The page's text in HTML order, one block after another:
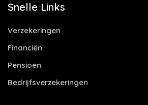
Snelle Links
Verzekeringen
Financiën
Pensioen
Bedrijfsverzekeringen